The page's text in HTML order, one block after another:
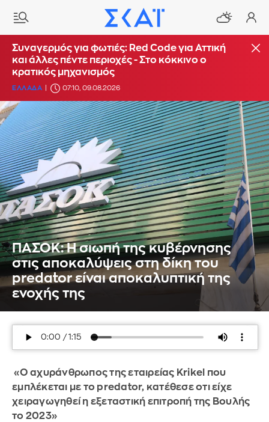
Συναγερμός για φωτιές: Red Code για Αττική
και άλλες πέντε περιοχές - Στο κόκκινο ο
κρατικός μηχανισμός
ΕΛΛΑΔΑ 07:10, 09.08.2026
ΠΑΣΟΚ: Η σιωπή της κυβέρνησης
στις αποκαλύψεις στη δίκη του
predator είναι αποκαλυπτική της
ενοχής της
«Ο αχυράνθρωπος της εταιρείας Krikel που
εμπλέκεται με το predator, κατέθεσε οτι είχε
χειραγωγηθεί η εξεταστική επιτροπή της Βουλής
το 2023»